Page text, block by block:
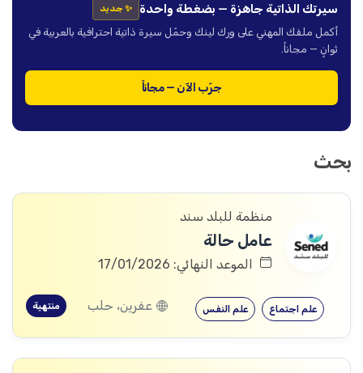
سيرتك الذاتية جاهزة — بضغطة واحدة ✨ جديد
أكمل ملفك المهني على ورك لينك وحمّل سيرة ذاتية احترافية بالعربية في
ثوانٍ — مجاناً.
جرّب الآن — مجاناً
بحث
منظمة للبلد سند
عامل حالة
الموعد النهائي: 17/01/2026
علم النفس علم اجتماع عفرين، حلب منتهية